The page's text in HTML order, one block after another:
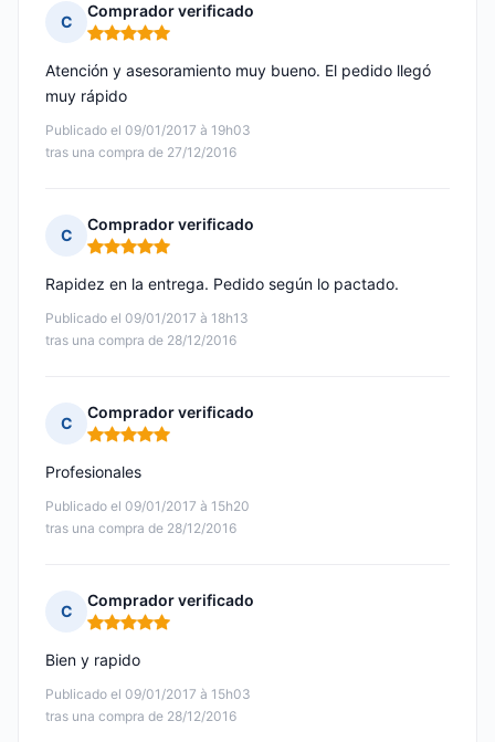
C
Comprador verificado
Nota: 5 de 5
Publicado el 09/01/2017 à 19h03
tras una compra de 27/12/2016
Atención y asesoramiento muy bueno. El pedido llegó
muy rápido
C
Comprador verificado
Nota: 5 de 5
Publicado el 09/01/2017 à 18h13
tras una compra de 28/12/2016
Rapidez en la entrega. Pedido según lo pactado.
C
Comprador verificado
Nota: 5 de 5
Publicado el 09/01/2017 à 15h20
tras una compra de 28/12/2016
Profesionales
C
Comprador verificado
Nota: 5 de 5
Publicado el 09/01/2017 à 15h03
tras una compra de 28/12/2016
Bien y rapido